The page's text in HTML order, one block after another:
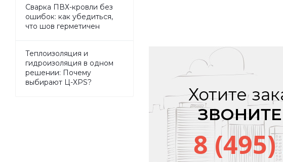
Хотите
8
Сварка ПВХ-кровли без
ошибок: как убедиться,
что шов герметичен
Теплоизоляция и
гидроизоляция в одном
решении: Почему
выбирают Ц-XPS?